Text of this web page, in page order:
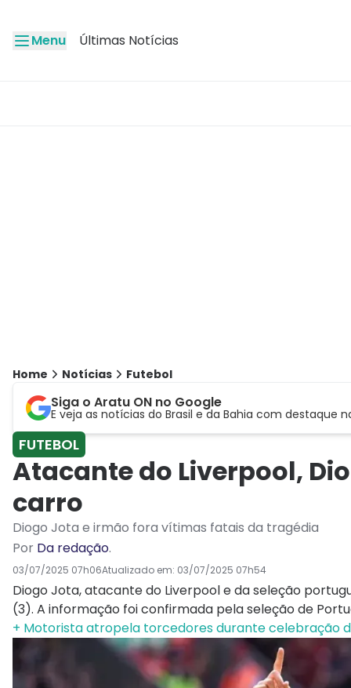
Menu Últimas Notícias
Home Notícias Futebol
Siga o Aratu ON no Google
E veja as notícias do Brasil e da Bahia com destaque
FUTEBOL
Atacante do Liverpool,
carro
Diogo Jota e irmão fora vítimas fatais da tragédia
Por Da redação.
03/07/2025 07h06Atualizado em: 03/07/2025 07h54
Diogo Jota, atacante do Liverpool e da seleção
(3). A informação foi confirmada pela seleção de
+ Motorista atropela torcedores durante celebração